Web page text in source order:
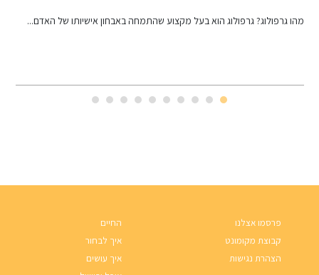
של האדם... כאשר אנחנו עומדים לפני רכישת רכב יד שנייה, אחת
פרסמו אצלנו
קבוצת מקומונט
הצהרת נגישות
החיים
איך לבחור
איך עושים